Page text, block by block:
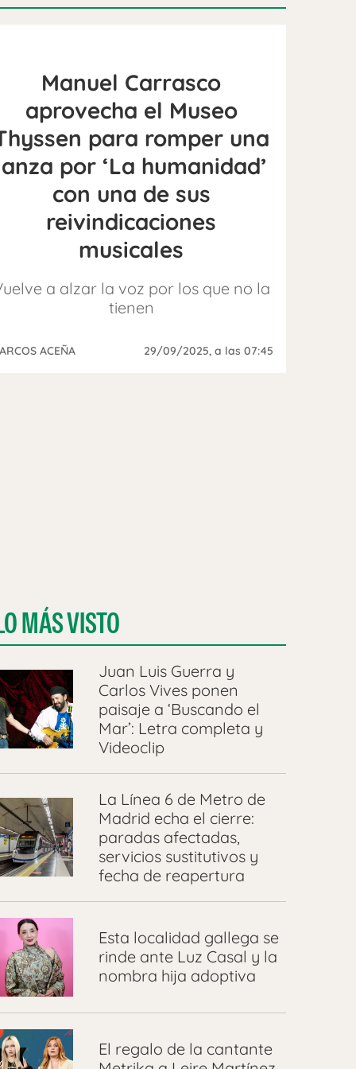
Manuel Carrasco
aprovecha el Museo
para romper una
por ‘La humanidad’
con una de sus
reivindicaciones
musicales
a alzar la voz por los que no la
tienen
ACEÑA 29/09/2025, a las 07:45
MÁS VISTO
Juan Luis Guerra y
Carlos Vives ponen
paisaje a ‘Buscando el
Mar’: Letra completa y
Videoclip
La Línea 6 de Metro de
Madrid echa el cierre:
paradas afectadas,
servicios sustitutivos y
fecha de reapertura
Esta localidad gallega se
rinde ante Luz Casal y la
nombra hija adoptiva
El regalo de la cantante